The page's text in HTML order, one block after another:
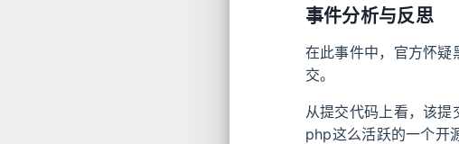
事件分析与反思
在此事件中，官方怀
交。
从提交代码上看，该
php这么活跃的一个开